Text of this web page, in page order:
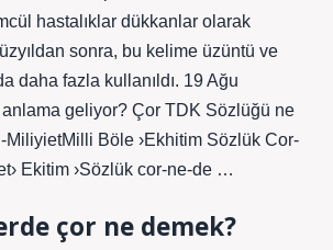
hastalıklar dükkanlar olarak
sonra, bu kelime üzüntü ve
daha fazla kullanıldı. 19 Ağu
geliyor? Çor TDK Sözlüğü ne
MiliyietMilli Böle ›Ekhitim Sözlük Cor-
Ekitim ›Sözlük cor-ne-de …
çor ne demek?